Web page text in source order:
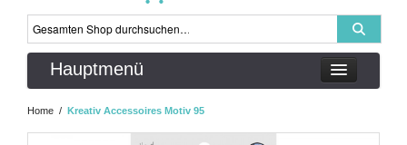
Hauptmenü
Home / Kreativ Accessoires Motiv 95